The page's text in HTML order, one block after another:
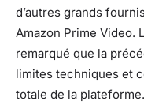
d’autres grands
Amazon Prime Video.
remarqué que la
limites techniques et
totale de la plateforme.